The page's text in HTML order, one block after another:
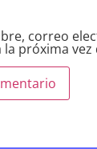
correo
próxima